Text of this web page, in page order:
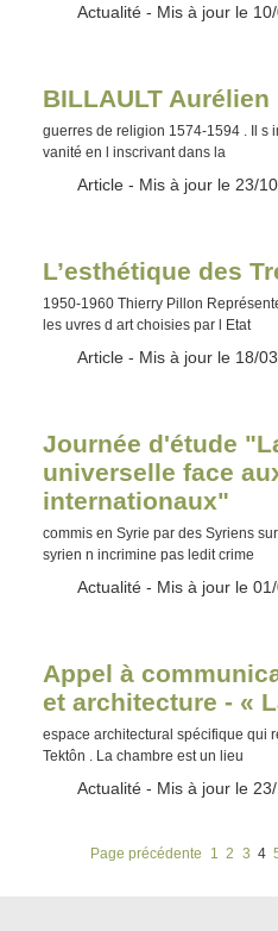
Type :
Actualité - Mis à jour le
BILLAULT Aurélien
guerres de religion 1574-1594 . Il s
vanité en l inscrivant dans la
Type :
Article - Mis à jour le 23/
L’esthétique des
1950-1960 Thierry Pillon
les uvres d art choisies par l Etat
Type :
Article - Mis à jour le 18/
Journée d'étude
universelle face
internationaux"
commis en Syrie par des Syriens
syrien n incrimine pas ledit crime
Type :
Actualité - Mis à jour le
Appel à
et architecture - «
espace architectural spécifique qui
Tektôn . La chambre est un lieu
Type :
Actualité - Mis à jour le
Page précédente 1 2 3 4